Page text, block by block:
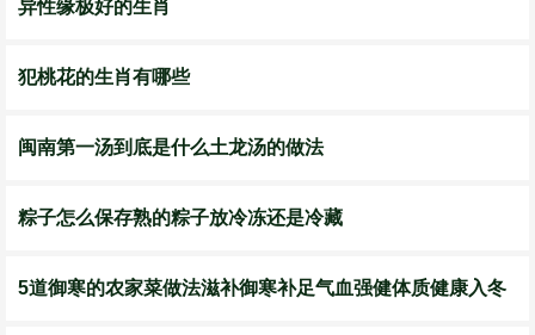
异性缘极好的生肖
犯桃花的生肖有哪些
​闽南第一汤到底是什么土龙汤的做法
​粽子怎么保存熟的粽子放冷冻还是冷藏
5道御寒的农家菜做法滋补御寒补足气血强健体质健康入冬